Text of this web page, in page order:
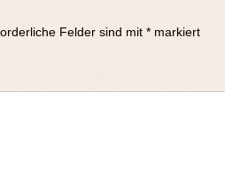
Felder sind mit * markiert